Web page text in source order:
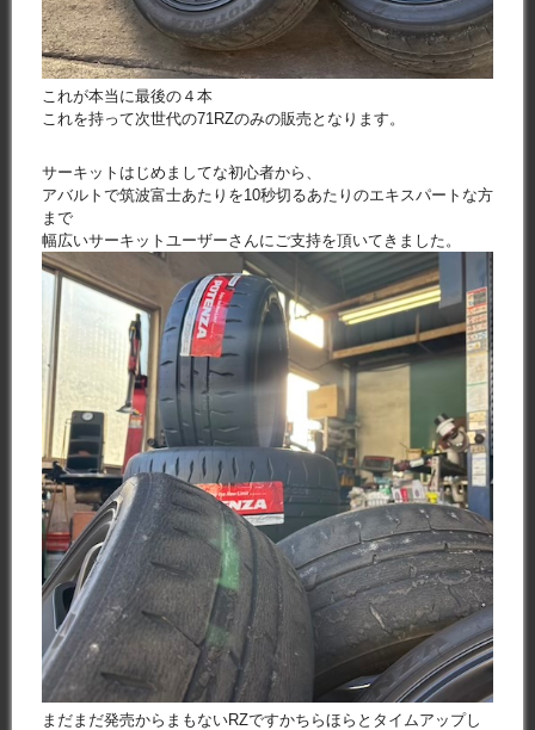
これが本当に最後の４本
これを持って次世代の71RZのみの販売となります。
サーキットはじめましてな初心者から、
アバルトで筑波富士あたりを10秒切るあたりのエキスパートな方
まで
幅広いサーキットユーザーさんにご支持を頂いてきました。
まだまだ発売からまもないRZですかちらほらとタイムアップし